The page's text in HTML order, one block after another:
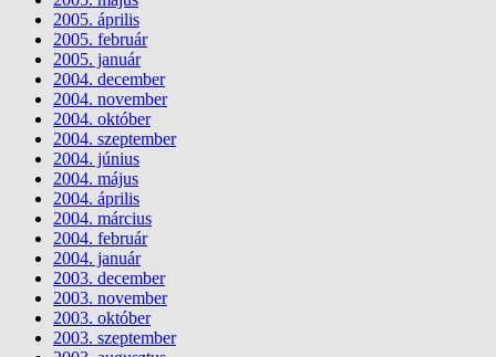
2005. április
2005. február
2005. január
2004. december
2004. november
2004. október
2004. szeptember
2004. június
2004. május
2004. április
2004. március
2004. február
2004. január
2003. december
2003. november
2003. október
2003. szeptember